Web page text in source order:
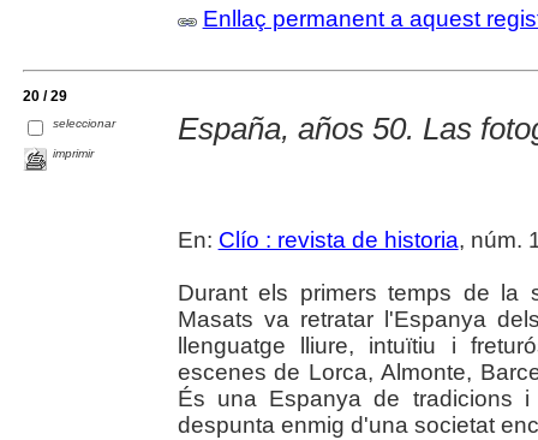
Enllaç permanent a aquest
20 / 29
seleccionar
imprimir
España, años 50. Las
En: Clío : revista de historia, núm.
Durant els primers temps de la
Masats va retratar l'Espanya
llenguatge lliure, intuïtiu i
escenes de Lorca, Almonte,
És una Espanya de tradicions
despunta enmig d'una societat